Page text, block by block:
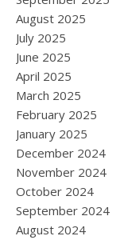
August 2025
July 2025
June 2025
April 2025
March 2025
February 2025
January 2025
December 2024
November 2024
October 2024
September 2024
August 2024